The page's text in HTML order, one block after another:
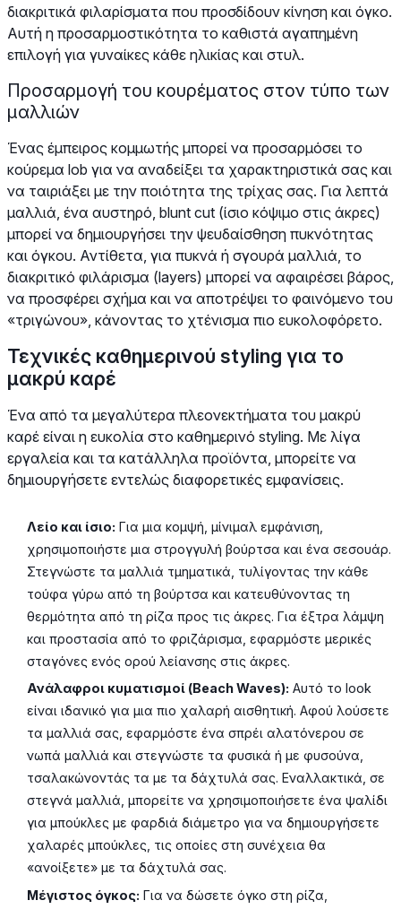
διακριτικά φιλαρίσματα που προσδίδουν κίνηση και όγκο.
Αυτή η προσαρμοστικότητα το καθιστά αγαπημένη
επιλογή για γυναίκες κάθε ηλικίας και στυλ.
Προσαρμογή του κουρέματος στον τύπο των
μαλλιών
Ένας έμπειρος κομμωτής μπορεί να προσαρμόσει το
κούρεμα lob για να αναδείξει τα χαρακτηριστικά σας και
να ταιριάξει με την ποιότητα της τρίχας σας. Για λεπτά
μαλλιά, ένα αυστηρό, blunt cut (ίσιο κόψιμο στις άκρες)
μπορεί να δημιουργήσει την ψευδαίσθηση πυκνότητας
και όγκου. Αντίθετα, για πυκνά ή σγουρά μαλλιά, το
διακριτικό φιλάρισμα (layers) μπορεί να αφαιρέσει βάρος,
να προσφέρει σχήμα και να αποτρέψει το φαινόμενο του
«τριγώνου», κάνοντας το χτένισμα πιο ευκολοφόρετο.
Τεχνικές καθημερινού styling για το
μακρύ καρέ
Ένα από τα μεγαλύτερα πλεονεκτήματα του μακρύ
καρέ είναι η ευκολία στο καθημερινό styling. Με λίγα
εργαλεία και τα κατάλληλα προϊόντα, μπορείτε να
δημιουργήσετε εντελώς διαφορετικές εμφανίσεις.
Λείο και ίσιο: Για μια κομψή, μίνιμαλ εμφάνιση,
χρησιμοποιήστε μια στρογγυλή βούρτσα και ένα σεσουάρ.
Στεγνώστε τα μαλλιά τμηματικά, τυλίγοντας την κάθε
τούφα γύρω από τη βούρτσα και κατευθύνοντας τη
θερμότητα από τη ρίζα προς τις άκρες. Για έξτρα λάμψη
και προστασία από το φριζάρισμα, εφαρμόστε μερικές
σταγόνες ενός ορού λείανσης στις άκρες.
Ανάλαφροι κυματισμοί (Beach Waves): Αυτό το look
είναι ιδανικό για μια πιο χαλαρή αισθητική. Αφού λούσετε
τα μαλλιά σας, εφαρμόστε ένα σπρέι αλατόνερου σε
νωπά μαλλιά και στεγνώστε τα φυσικά ή με φυσούνα,
τσαλακώνοντάς τα με τα δάχτυλά σας. Εναλλακτικά, σε
στεγνά μαλλιά, μπορείτε να χρησιμοποιήσετε ένα ψαλίδι
για μπούκλες με φαρδιά διάμετρο για να δημιουργήσετε
χαλαρές μπούκλες, τις οποίες στη συνέχεια θα
«ανοίξετε» με τα δάχτυλά σας.
Μέγιστος όγκος: Για να δώσετε όγκο στη ρίζα,